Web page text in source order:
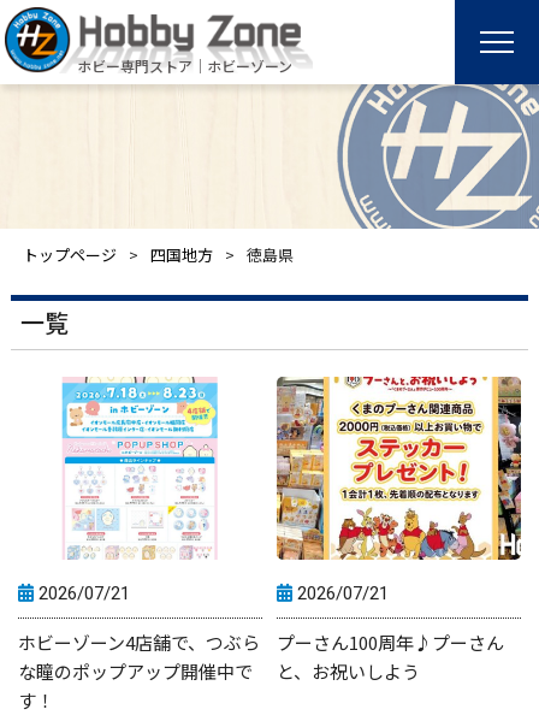
ホビー専門ストア｜ホビーゾーン
トップページ 四国地方 徳島県
一覧
2026/07/21
ホビーゾーン4店舗で、つぶら
な瞳のポップアップ開催中で
す！
2026/07/21
プーさん100周年♪プーさん
と、お祝いしよう